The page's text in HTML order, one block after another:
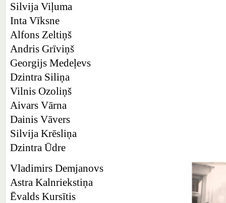
Silvija Viļuma
Inta Vīksne
Alfons Zeltiņš
Andris Grīviņš
Georgijs Medeļevs
Dzintra Siliņa
Vilnis Ozoliņš
Aivars Vārna
Dainis Vāvers
Silvija Krēsliņa
Dzintra Ūdre
Vladimirs Demjanovs
Astra Kalnriekstiņa
Ēvalds Kursītis